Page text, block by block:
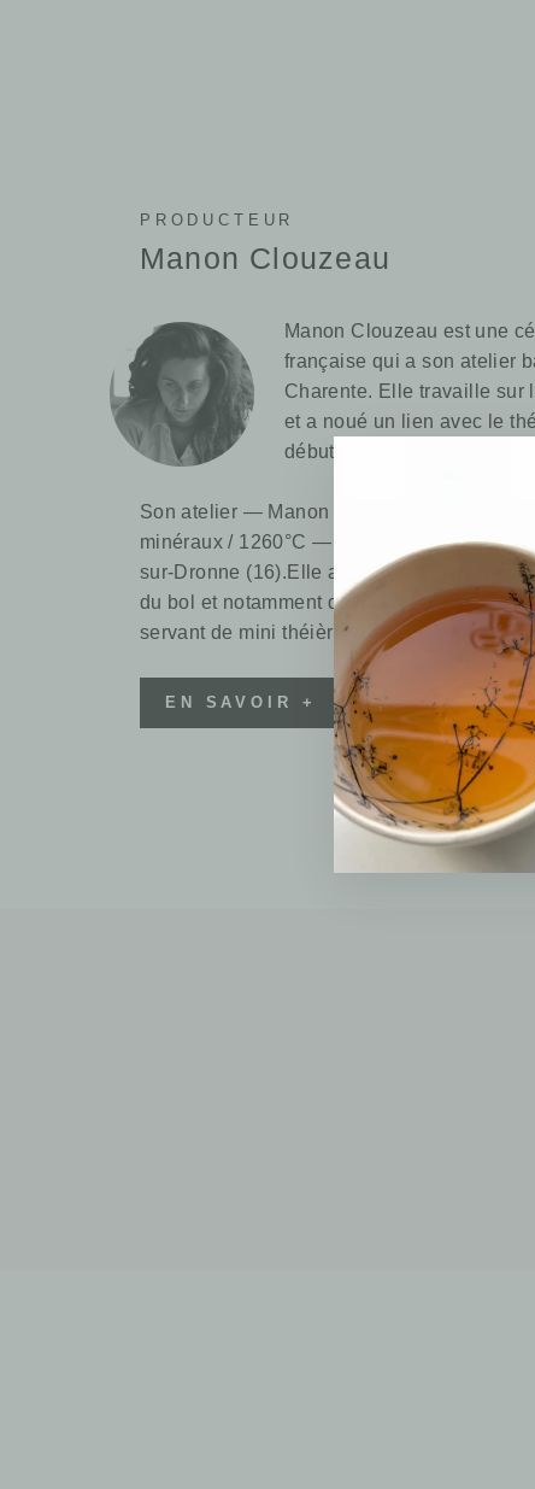
PRODUCTEUR
Manon Clouzeau
Manon Clouzeau est une
française qui a son atelier
Charente. Elle travaille sur
et a noué un lien avec le
débuts.
Son atelier — Manon Clouzeau argile
minéraux / 1260°C — est situé en Charente
sur-Dronne (16).Elle a préalablement
du bol et notamment du gaiwan, ce bol avec
servant de mini théière que l'on retrouve
EN SAVOIR +